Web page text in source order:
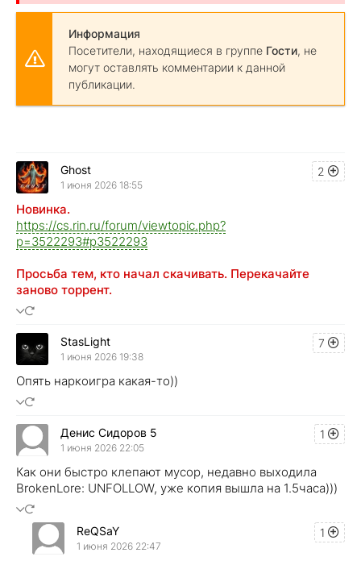
Информация
Посетители, находящиеся в группе Гости, не
могут оставлять комментарии к данной
публикации.
2
Ghost
1 июня 2026 18:55
Новинка.
https://cs.rin.ru/forum/viewtopic.php?
p=3522293#p3522293
Просьба тем, кто начал скачивать. Перекачайте
заново торрент.
7
StasLight
1 июня 2026 19:38
Опять наркоигра какая-то))
1
Денис Сидоров 5
1 июня 2026 22:05
Как они быстро клепают мусор, недавно выходила
BrokenLore: UNFOLLOW, уже копия вышла на 1.5часа)))
1
ReQSaY
1 июня 2026 22:47